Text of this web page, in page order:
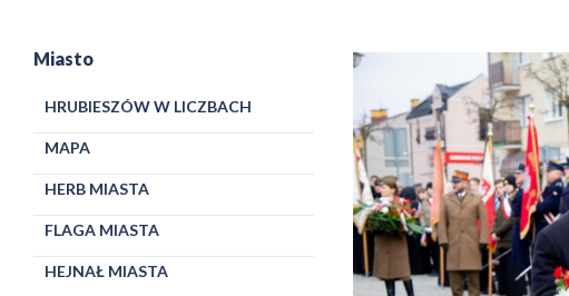
Miasto
HRUBIESZÓW W LICZBACH
MAPA
HERB MIASTA
FLAGA MIASTA
HEJNAŁ MIASTA